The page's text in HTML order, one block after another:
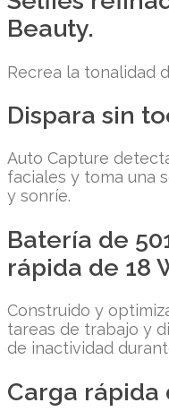
Beauty.
Recrea la tonalidad
Dispara sin
Auto Capture
faciales y toma una
y sonríe.
Batería de
rápida de 18
Construido y
tareas de trabajo y
de inactividad
Carga rápida